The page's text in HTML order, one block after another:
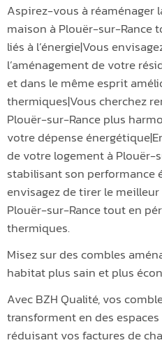
Aspirez-vous à réaménager
maison à Plouër-sur-Rance
liés à l’énergie|Vous
l’aménagement de votre
et dans le même esprit
thermiques|Vous cherchez
Plouër-sur-Rance plus
votre dépense
de votre logement à Plouër-
stabilisant son performance
envisagez de tirer le
Plouër-sur-Rance tout en
thermiques.
Misez sur des combles
habitat plus sain et plus
Avec BZH Qualité, vos
transforment en des
réduisant vos factures de